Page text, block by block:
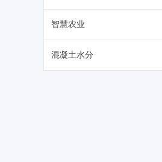
智慧农业
混凝土水分